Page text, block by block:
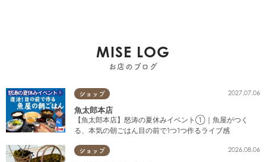
MISE LOG
お店のブログ
ショップ 2027.07.06
魚太郎本店
【魚太郎本店】怒涛の夏休みイベント①｜魚屋がつく
る、本気の朝ごはん目の前で1つ1つ作るライブ感
ショップ 2026.08.06